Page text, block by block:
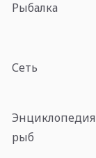
Рыбалка
Сеть
Энциклопедия
рыб